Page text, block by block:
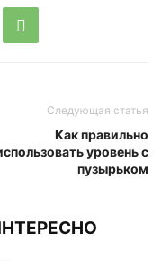
Следующая статья
Как правильно
уровень с
пузырьком